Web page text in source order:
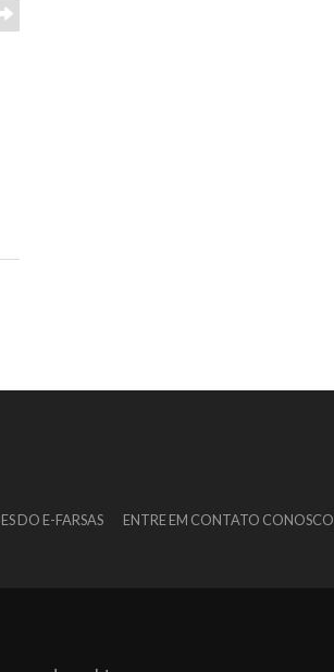
DO E-FARSAS ENTRE EM CONTATO CONOSCO